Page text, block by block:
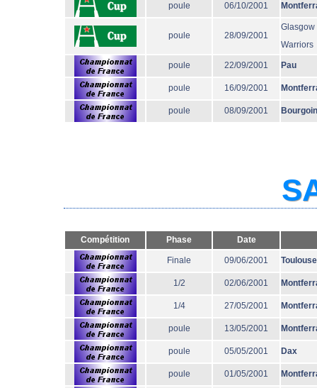
poule 06/10/2001
poule 28/09/2001
Glasgow
Warriors
poule 22/09/2001 Pau
poule 16/09/2001
poule 08/09/2001 Bourgoin
Compétition Phase Date
Finale 09/06/2001 Toulouse
1/2 02/06/2001
1/4 27/05/2001
poule 13/05/2001
poule 05/05/2001 Dax
poule 01/05/2001